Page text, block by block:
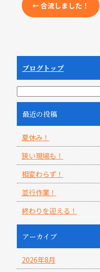
←合流しました！
ブログトップ
最近の投稿
夏休み！
狭い現場も！
相変わらず！
並行作業！
終わりを迎える！
アーカイブ
2026年8月